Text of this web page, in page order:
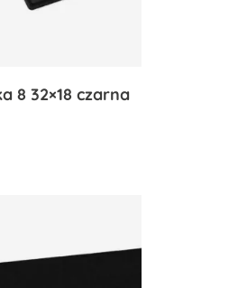
8 32×18 czarna